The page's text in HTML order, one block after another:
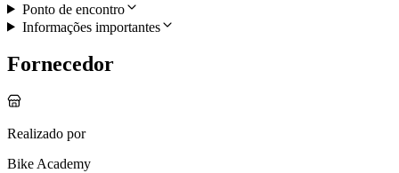
Ponto de encontro
Informações importantes
Fornecedor
Realizado por
Bike Academy